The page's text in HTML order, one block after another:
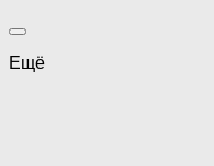
Ещё